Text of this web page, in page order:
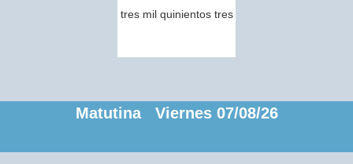
tres mil quinientos tres
Matutina Viernes 07/08/26